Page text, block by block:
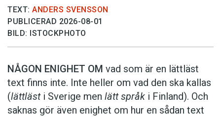
TEXT: ANDERS SVENSSON
PUBLICERAD 2026-08-01
BILD: ISTOCKPHOTO
NÅGON ENIGHET OM vad som är en lättläst
text finns inte. Inte heller om vad den ska kallas
(lättlästi Sverige men lätt språk i Finland). Och
saknas gör även enighet om hur en sådan text